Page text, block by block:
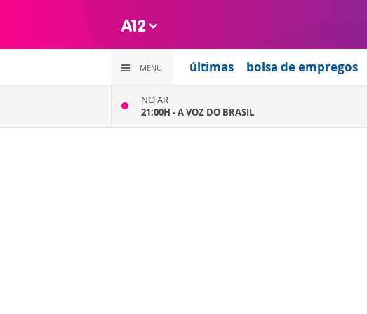
MENU últimas bolsa de empregos
NO AR
21:00H -A VOZ DO BRASIL